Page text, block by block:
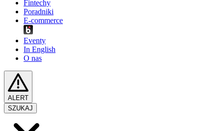
Fintechy
Poradniki
E-commerce
Eventy
In English
O nas
ALERT
SZUKAJ